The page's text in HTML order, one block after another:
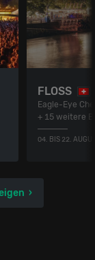
FLOSS
Eagle-Eye
+ 15 weitere
04. BIS 22.